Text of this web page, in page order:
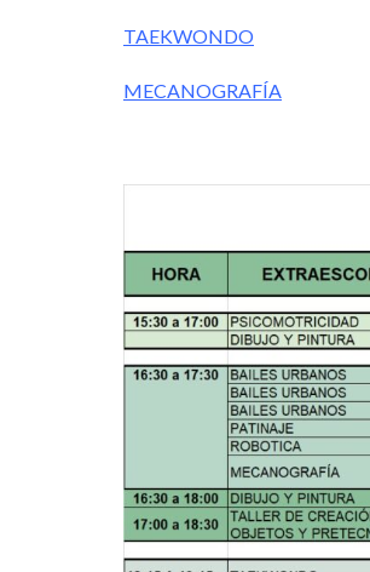
TAEKWONDO
MECANOGRAFÍA